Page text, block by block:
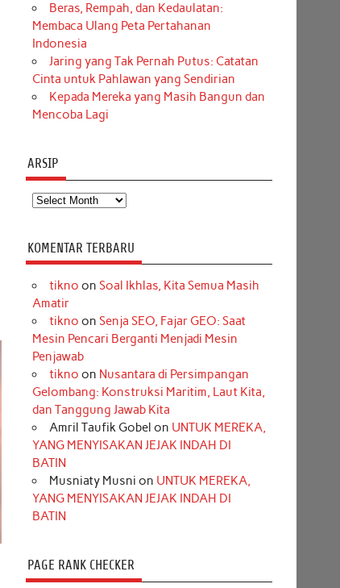
Beras, Rempah, dan Kedaulatan:
Membaca Ulang Peta Pertahanan
Indonesia
Jaring yang Tak Pernah Putus: Catatan
Cinta untuk Pahlawan yang Sendirian
Kepada Mereka yang Masih Bangun dan
Mencoba Lagi
ARSIP
Arsip
KOMENTAR TERBARU
tikno on Soal Ikhlas, Kita Semua Masih
Amatir
tikno on Senja SEO, Fajar GEO: Saat
Mesin Pencari Berganti Menjadi Mesin
Penjawab
tikno on Nusantara di Persimpangan
Gelombang: Konstruksi Maritim, Laut Kita,
dan Tanggung Jawab Kita
Amril Taufik Gobel on UNTUK MEREKA,
YANG MENYISAKAN JEJAK INDAH DI
BATIN
Musniaty Musni on UNTUK MEREKA,
YANG MENYISAKAN JEJAK INDAH DI
BATIN
PAGE RANK CHECKER